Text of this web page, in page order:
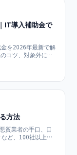
IT導入補助金で
を2026年最新で解
コツ、対象外にな
方法
質業者の手口、口
ど、100社以上の